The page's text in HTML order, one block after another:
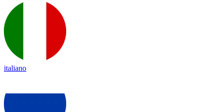
italiano